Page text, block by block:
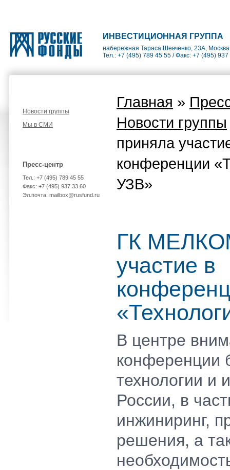
ИНВЕСТИЦИОННАЯ ГРУППА
набережная Тараса Шевченко, 23А,
Тел.: +7 (495) 789 45 55 / Факс: +7 (495)
Новости группы
Мы в СМИ
Пресс-центр
Тел.: +7 (495) 789 45 55
Факс: +7 (495) 937 33 60
Эл.почта: mailbox@rusfund.ru
Главная »
Новости группы
приняла
конференции
УЗВ»
ГК
участие в
В центре
конференции
технологии и
России, в
инжиниринг,
решения, а